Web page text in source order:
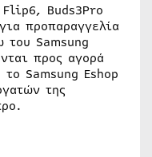
Buds3Pro
προπαραγγελία
του Samsung
προς αγορά
Samsung Eshop
της